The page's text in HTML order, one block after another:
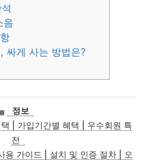
음
싸게 사는 방법은?
카
테
고
리
정보
| 가입기간별 혜택 | 우수회원 특
전
용 가이드 | 설치 및 인증 절차 | 오